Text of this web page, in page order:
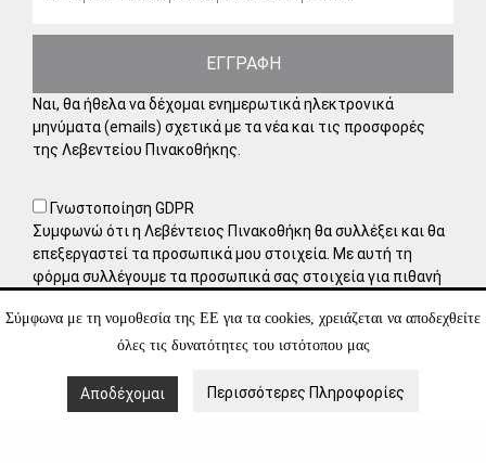
Σύμφωνα με τη νομοθεσία της ΕΕ για τα cookies, χρειάζεται να αποδεχθείτε
όλες τις δυνατότητες του ιστότοπου μας
Αποδέχομαι Περισσότερες Πληροφορίες
ΕΓΓΡΑΦΗ
Ναι, θα ήθελα να δέχομαι ενημερωτικά ηλεκτρονικά
μηνύματα (emails) σχετικά με τα νέα και τις προσφορές
της Λεβεντείου Πινακοθήκης.
Γνωστοποίηση GDPR
Συμφωνώ ότι η Λεβέντειος Πινακοθήκη θα συλλέξει και θα
επεξεργαστεί τα προσωπικά μου στοιχεία. Με αυτή τη
φόρμα συλλέγουμε τα προσωπικά σας στοιχεία για πιθανή
τη δική σας συγκατάθεση. Έχετε τη δυνατότητα να
αποσύρετε τη συγκατάθεσή σας οποιαδήποτε στιγμή,
Μάθετε περισσότερα για τον τρόπο διαχείρισης και
προστασίας των δεδομένων σας στην